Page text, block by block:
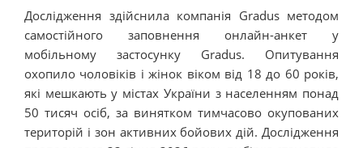
Дослідження здійснила компанія Gradus методом
самостійного заповнення онлайн-анкет у
мобільному застосунку Gradus. Опитування
охопило чоловіків і жінок віком від 18 до 60 років,
які мешкають у містах України з населенням понад
50 тисяч осіб, за винятком тимчасово окупованих
територій і зон активних бойових дій. Дослідження